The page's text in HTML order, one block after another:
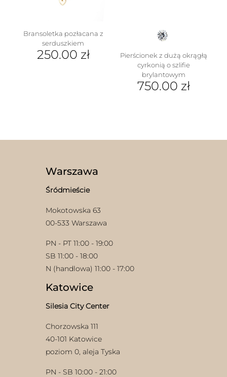
Bransoletka pozłacana z
serduszkiem
250.00 zł
Pierścionek z dużą okrągłą
cyrkonią o szlifie
brylantowym
750.00 zł
Warszawa
Śródmieście
Mokotowska 63
00-533 Warszawa
PN - PT 11:00 - 19:00
SB 11:00 - 18:00
N (handlowa) 11:00 - 17:00
Katowice
Silesia City Center
Chorzowska 111
40-101 Katowice
poziom 0, aleja Tyska
PN - SB 10:00 - 21:00